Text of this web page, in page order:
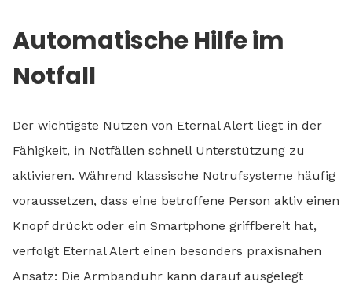
Automatische Hilfe im
Notfall
Der wichtigste Nutzen von Eternal Alert liegt in der
Fähigkeit, in Notfällen schnell Unterstützung zu
aktivieren. Während klassische Notrufsysteme häufig
voraussetzen, dass eine betroffene Person aktiv einen
Knopf drückt oder ein Smartphone griffbereit hat,
verfolgt Eternal Alert einen besonders praxisnahen
Ansatz: Die Armbanduhr kann darauf ausgelegt